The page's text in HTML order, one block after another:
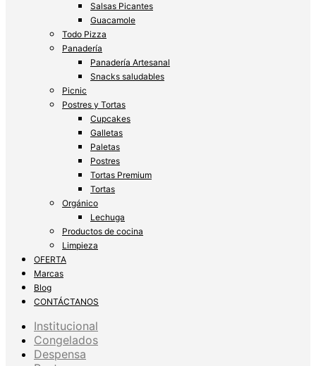
Salsas Picantes
Guacamole
Todo Pizza
Panadería
Panadería Artesanal
Snacks saludables
Picnic
Postres y Tortas
Cupcakes
Galletas
Paletas
Postres
Tortas Premium
Tortas
Orgánico
Lechuga
Productos de cocina
Limpieza
OFERTA
Marcas
Blog
CONTÁCTANOS
Institucional
Congelados
Despensa